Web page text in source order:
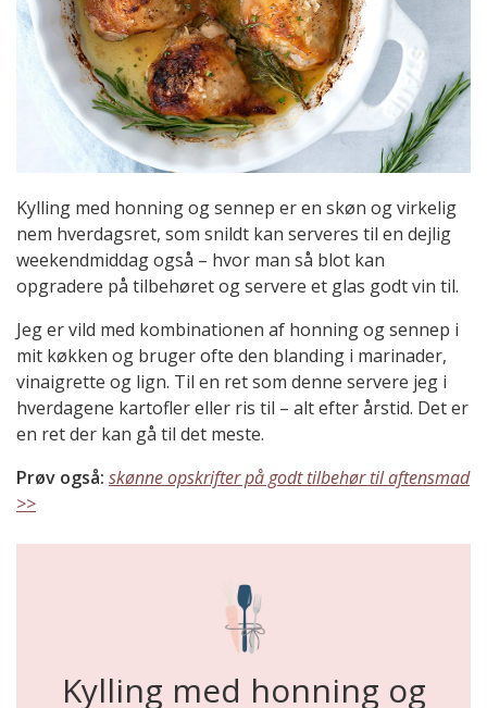
Kylling med honning og sennep er en skøn og virkelig
nem hverdagsret, som snildt kan serveres til en dejlig
weekendmiddag også – hvor man så blot kan
opgradere på tilbehøret og servere et glas godt vin til.
Jeg er vild med kombinationen af honning og sennep i
mit køkken og bruger ofte den blanding i marinader,
vinaigrette og lign. Til en ret som denne servere jeg i
hverdagene kartofler eller ris til – alt efter årstid. Det er
en ret der kan gå til det meste.
Prøv også: skønne opskrifter på godt tilbehør til aftensmad
>>
Kylling med honning og